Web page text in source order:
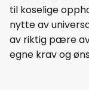
til koselige
nytte av
av riktig pære
egne krav og